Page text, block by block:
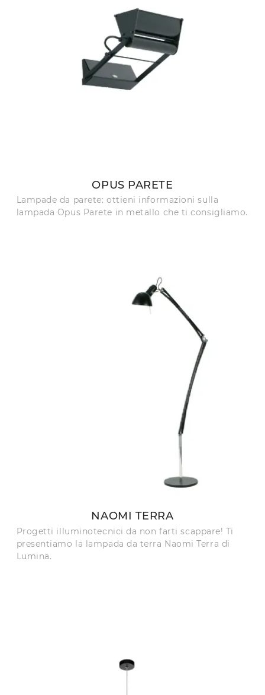
OPUS PARETE
Lampade da parete: ottieni informazioni sulla
lampada Opus Parete in metallo che ti consigliamo.
NAOMI TERRA
Progetti illuminotecnici da non farti scappare! Ti
presentiamo la lampada da terra Naomi Terra di
Lumina.